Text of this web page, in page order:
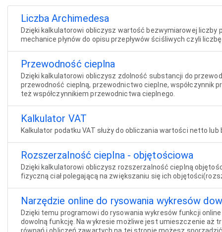
Liczba Archimedesa
Dzięki kalkulatorowi obliczysz wartość bezwymiarowej liczby
mechanice płynów do opisu przepływów ściśliwych czyli
Przewodność cieplna
Dzięki kalkulatorowi obliczysz zdolność substancji do
przewodność cieplną, przewodnictwo cieplne, współczynnik
też współczynnikiem przewodnictwa cieplnego.
Kalkulator VAT
Kalkulator podatku VAT służy do obliczania wartości netto
Rozszerzalność cieplna - objętościowa
Dzięki kalkulatorowi obliczysz rozszerzalność cieplną
fizyczną ciał polegającą na zwiększaniu się ich
Narzędzie online do rysowania wykresów
Dzięki temu programowi do rysowania wykresów funkcji
dowolną funkcję. Na wykresie możliwe jest umieszczenie aż